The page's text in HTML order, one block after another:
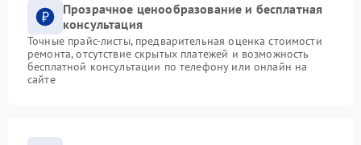
Прозрачное ценообразование и бесплатная
консультация
Точные прайс-листы, предварительная оценка стоимости
ремонта, отсутствие скрытых платежей и возможность
бесплатной консультации по телефону или онлайн на
сайте